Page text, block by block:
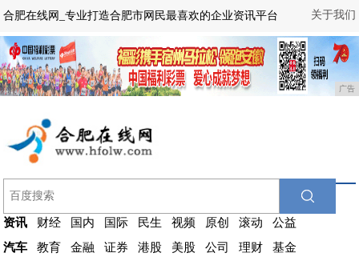
关于我们
合肥在线网_专业打造合肥市网民最喜欢的企业资讯平台
广告
资讯 财经 国内 国际 民生 视频 原创 滚动
公益
汽车
教育 金融 证券 港股 美股 公司 理财
基金